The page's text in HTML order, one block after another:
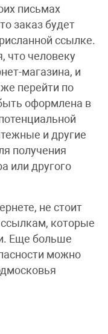
письмах
заказ будет
ссылке.
что человеку
магазина, и
перейти по
оформлена в
и другие
получения
или другого
не стоит
которые
Еще больше
можно